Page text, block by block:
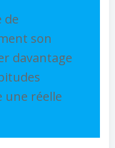
de
son
davantage
une réelle